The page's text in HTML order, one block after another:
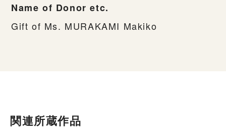
Name of Donor etc.
Gift of Ms. MURAKAMI Makiko
関連所蔵作品